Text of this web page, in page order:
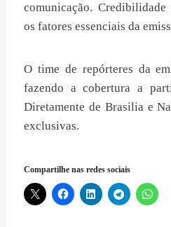
comunicação.
os fatores essenciais da
O time de repórteres da
fazendo a cobertura a
Diretamente de Brasilia e
exclusivas.
Compartilhe nas redes sociais